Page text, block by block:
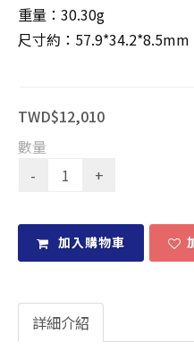
重量：30.30g
尺寸約：57.9*34.2*8.5mm
TWD$12,010
數量
加入購物車
詳細介紹